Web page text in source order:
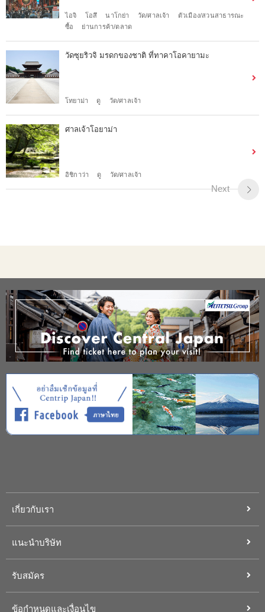
ไอจิ โอสึ นาโกย่า วัด/ศาลเจ้า
ตัวเมือง/สวนสาธารณะ
ซื้อ
ย่านการค้า/ตลาด
วัดซุยริวจิ มรดกของชาติ ที่ทาคาโอคายามะ
โทยาม่า ดู วัด/ศาลเจ้า
ศาลเจ้าโอยาม่า
อิชิกาว่า ดู วัด/ศาลเจ้า
Next
เกี่ยวกับเรา
แนะนำบริษัท
รับสมัคร
ข้อกำหนดและเงื่อนไข